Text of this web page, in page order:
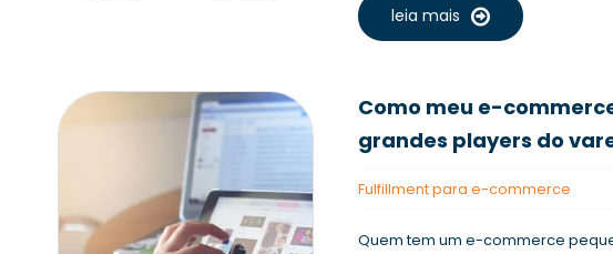
leia mais
Como meu e-
grandes players do
Fulfillment para e-commerce
Quem tem um e-commerce